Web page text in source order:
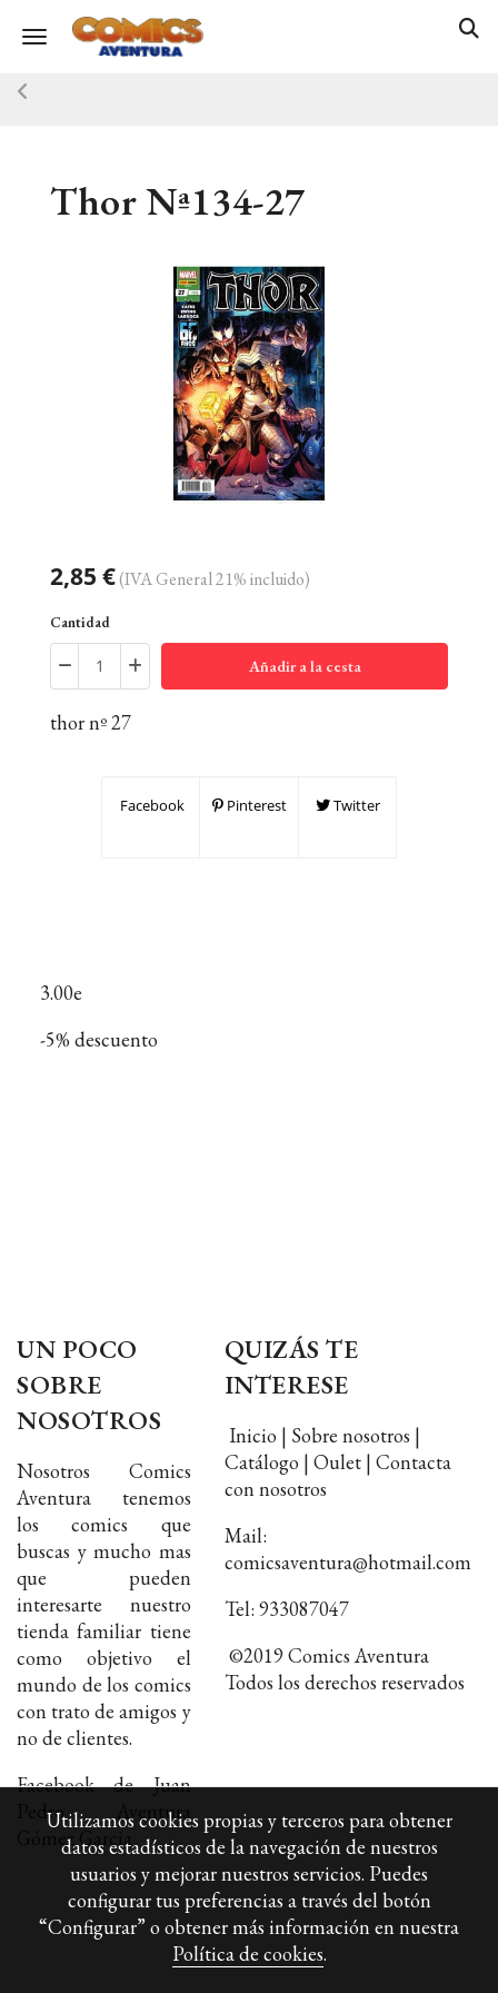
Toggle navigation
Thor Nª134-27
2,85 €(IVA General 21% incluido)
Cantidad
Añadir a la cesta
thor nº 27
Facebook Pinterest Twitter
3.00e
-5% descuento
UN POCO
SOBRE
NOSOTROS
Nosotros Comics
Aventura tenemos
los comics que
buscas y mucho mas
que pueden
interesarte nuestro
tienda familiar tiene
como objetivo el
mundo de los comics
con trato de amigos y
no de clientes.
Facebook de Juan
Pedro Aventura
Gómez Garcia
QUIZÁS TE
INTERESE
Inicio | Sobre nosotros |
Catálogo | Oulet | Contacta
con nosotros
Mail:
comicsaventura@hotmail.com
Tel: 933087047
©2019 Comics Aventura
Todos los derechos reservados
Utilizamos cookies propias y terceros para obtener
datos estadísticos de la navegación de nuestros
usuarios y mejorar nuestros servicios. Puedes
configurar tus preferencias a través del botón
“Configurar” o obtener más información en nuestra
Política de cookies.